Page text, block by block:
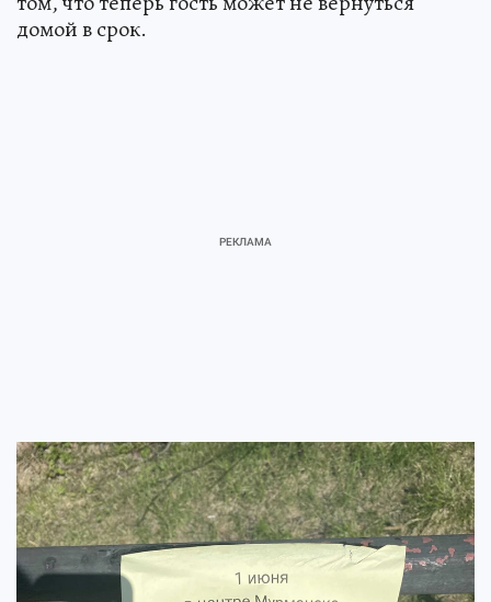
домой в срок.